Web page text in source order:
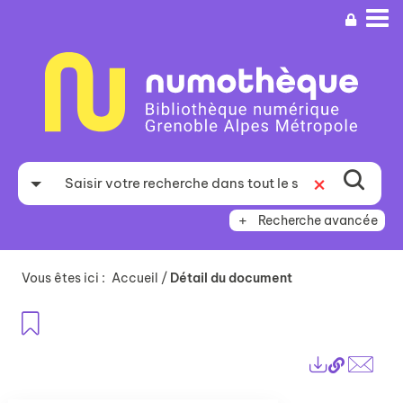
recherche
Recherche avancée
Vous êtes ici : Accueil / Détail du document
Lien